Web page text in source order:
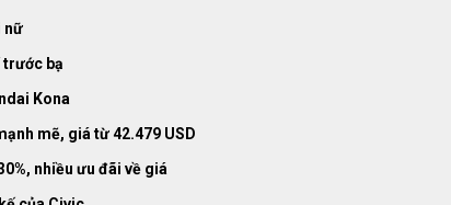
nữ
trước bạ
Kona
mẽ, giá từ 42.479 USD
nhiều ưu đãi về giá